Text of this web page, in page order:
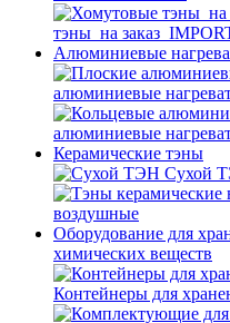
тэны_на
Алюминиевые
алюминиевые
алюминиевые
Керамические тэны
Сухой
воздушные
Оборудование для
химических веществ
Контейнеры для